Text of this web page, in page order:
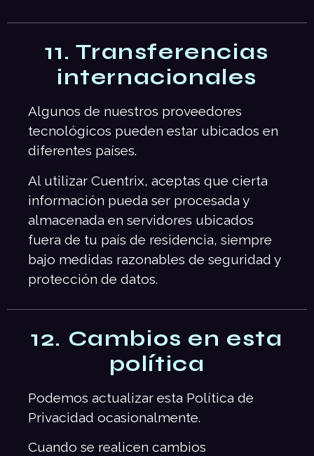
11. Transferencias
internacionales
Algunos de nuestros proveedores
tecnológicos pueden estar ubicados en
diferentes países.
Al utilizar Cuentrix, aceptas que cierta
información pueda ser procesada y
almacenada en servidores ubicados
fuera de tu país de residencia, siempre
bajo medidas razonables de seguridad y
protección de datos.
12. Cambios en esta
política
Podemos actualizar esta Política de
Privacidad ocasionalmente.
Cuando se realicen cambios